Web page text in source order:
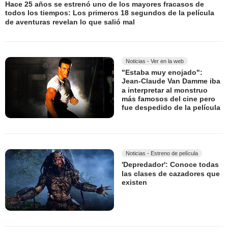
Hace 25 años se estrenó uno de los mayores fracasos de
todos los tiempos: Los primeros 18 segundos de la película
de aventuras revelan lo que salió mal
Noticias - Ver en la web
"Estaba muy enojado": ​​
Jean-Claude Van Damme iba
a interpretar al monstruo
más famosos del cine pero
fue despedido de la película
Noticias - Estreno de película
'Depredador': Conoce todas
las clases de cazadores que
existen